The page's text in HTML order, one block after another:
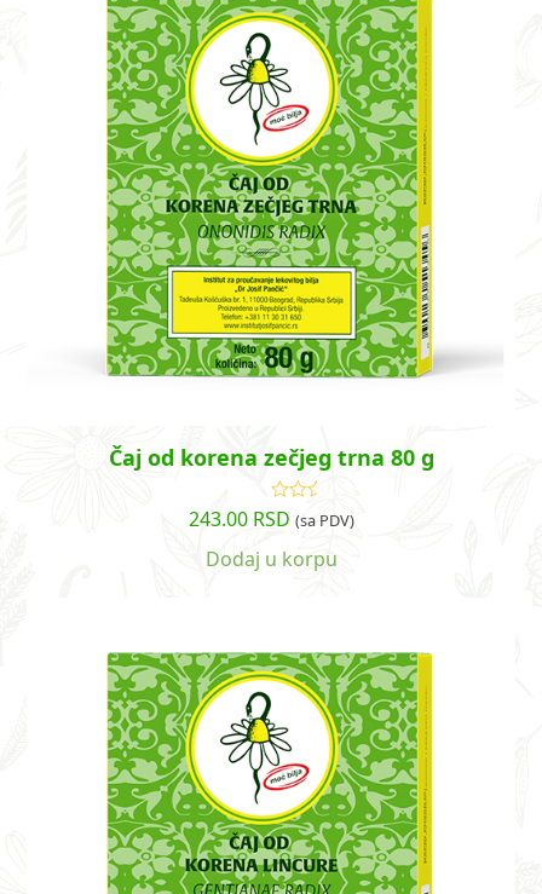
Čaj od korena zečjeg trna 80 g
Ocenjeno
sa5.00od
243.00 RSD (sa PDV)
Dodaj u korpu